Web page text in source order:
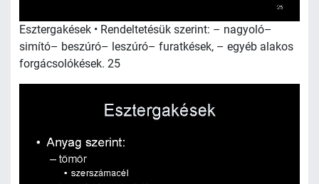
Esztergakések • Rendeltetésük szerint: – nagyoló–
simító– beszúró– leszúró– furatkések, – egyéb alakos
forgácsolókések. 25